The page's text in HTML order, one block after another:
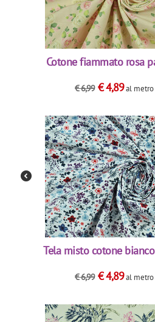
Cotone fiammato rosa
€6,99 €4,89al metro
Tela misto cotone
€6,99 €4,89al metro